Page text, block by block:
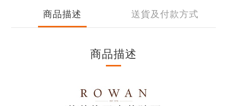
商品描述 送貨及付款方式
商品描述